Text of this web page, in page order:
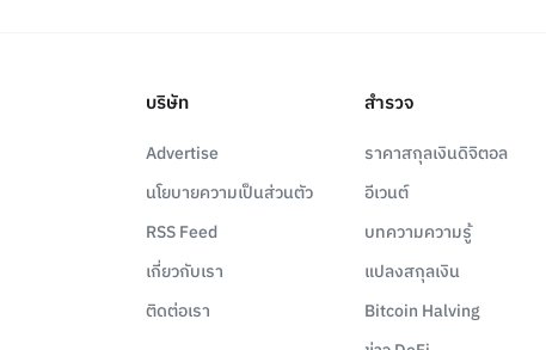
บริษัท
Advertise
นโยบายความเป็นส่วนตัว
RSS Feed
เกี่ยวกับเรา
ติดต่อเรา
สำรวจ
ราคาสกุลเงินดิจิตอล
อีเวนต์
บทความความรู้
แปลงสกุลเงิน
Bitcoin Halving